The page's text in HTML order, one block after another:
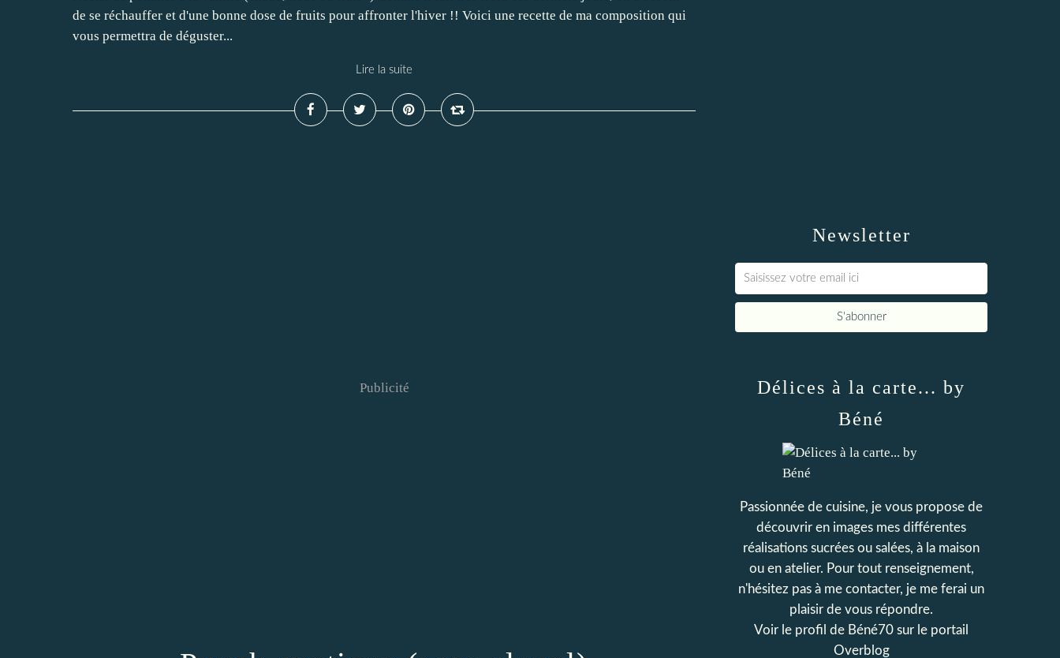
de se réchauffer et d'une bonne dose de fruits pour affronter l'hiver !! Voici une recette de ma composition qui
vous permettra de déguster...
Lire la suite
Publicité
Newsletter
Délices à la carte... by
Béné
Passionnée de cuisine, je vous propose de
découvrir en images mes différentes
réalisations sucrées ou salées, à la maison
ou en atelier. Pour tout renseignement,
n'hésitez pas à me contacter, je me ferai un
plaisir de vous répondre.
Voir le profil de Béné70 sur le portail
Overblog